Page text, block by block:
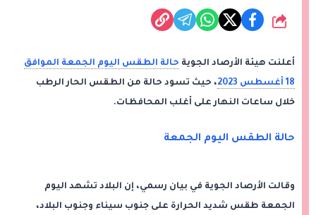
شارك
أعلنت هيئة الأرصاد الجوية حالة الطقس اليوم الجمعة الموافق
18 أغسطس 2023
، حيث تسود حالة من الطقس الحار الرطب
خلال ساعات النهار على أغلب المحافظات.
حالة الطقس اليوم الجمعة
وقالت الأرصاد الجوية في بيان رسمي، إن البلاد تشهد اليوم
الجمعة طقس شديد الحرارة على جنوب سيناء وجنوب البلاد،